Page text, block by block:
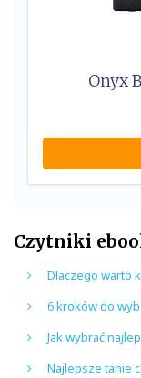
Onyx
Czytniki
Dlaczego warto
6 kroków do
Jak wybrać
Najlepsze tanie